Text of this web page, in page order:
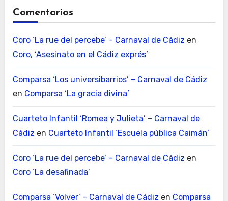
Comentarios
Coro ‘La rue del percebe’ – Carnaval de Cádiz en
Coro, ‘Asesinato en el Cádiz exprés’
Comparsa ‘Los universibarrios’ – Carnaval de Cádiz
en Comparsa ‘La gracia divina’
Cuarteto Infantil ‘Romea y Julieta’ – Carnaval de
Cádiz en Cuarteto Infantil ‘Escuela pública Caimán’
Coro ‘La rue del percebe’ – Carnaval de Cádiz en
Coro ‘La desafinada’
Comparsa ‘Volver’ – Carnaval de Cádiz en Comparsa